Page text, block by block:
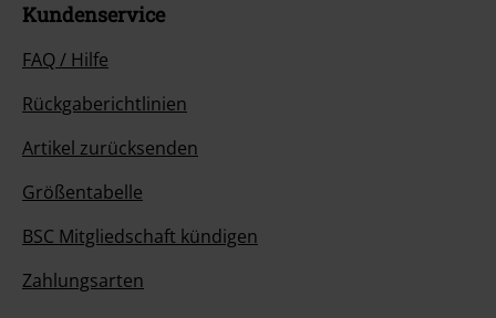
Kundenservice
FAQ / Hilfe
Rückgaberichtlinien
Artikel zurücksenden
Größentabelle
BSC Mitgliedschaft kündigen
Zahlungsarten